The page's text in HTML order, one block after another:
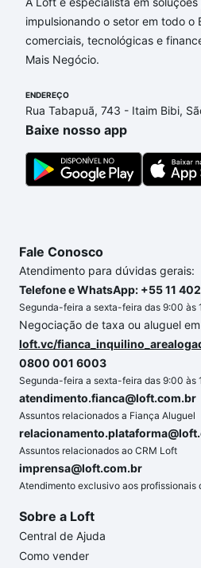
podem se adequar ao seu
alguma dúvida dos custos
de compra, veja em nosso
comprar o imóvel dos seus
conforto. Loft, com você até
impulsionando o setor em todo o
comerciais, tecnológicas e
Mais Negócio.
ENDEREÇO
Rua Tabapuã, 743 - Itaim Bibi,
Baixe nosso app
Fale Conosco
Atendimento para dúvidas gerais:
Telefone e WhatsApp: +55 11
Segunda-feira a sexta-feira das 9:00 às
Negociação de taxa ou aluguel
loft.vc/
0800 001 6003
Segunda-feira a sexta-feira das 9:00 às
atendimento.fianca@loft.com.br
Assuntos relacionados a Fiança Aluguel
Assuntos relacionados ao CRM Loft
imprensa@loft.com.br
Atendimento exclusivo aos profissionais
Sobre a Loft
Central de Ajuda
Como vender